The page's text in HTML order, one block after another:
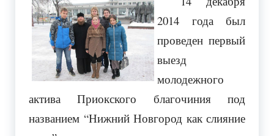
2014 года был
проведен первый
выезд
молодежного
актива Приокского благочиния под
названием “Нижний Новгород как слияние